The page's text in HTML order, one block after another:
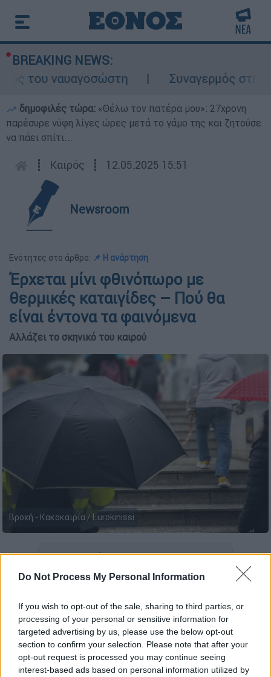
Do Not Process My Personal Information
If you wish to opt-out of the sale, sharing to third parties, or
processing of your personal or sensitive information for
targeted advertising by us, please use the below opt-out
section to confirm your selection. Please note that after your
opt-out request is processed you may continue seeing
interest-based ads based on personal information utilized by
BREAKING NEWS:
του ναυαγοσώστη
Συναγερμός στην
δημοφιλές τώρα: «Θέλω τον πατέρα μου»: 27χρονη
παρέσυρε νύφη λίγες ώρες μετά το γάμο της και ζητούσε
να πάει σπίτι...
┋ Καιρός ┋ 12.05.2025 15:51
Newsroom
Ενότητες στο άρθρο: 📌 Η ανάρτηση
Έρχεται μίνι φθινόπωρο με
θερμικές καταιγίδες – Πού θα
είναι έντονα τα φαινόμενα
Αλλάζει το σκηνικό του καιρού
Βροχή - Κακοκαιρία / Eurokinissi
Προσθέστε το ΕΘΝΟΣ στη Google
η χώρα τις επόμενες ημέρες, σύμφωνα με τις
εκτιμήσεις τωνμετεωρολόγων.
ΔΙΑΒΑΣΤΕ ΕΠΙΣΗΣ